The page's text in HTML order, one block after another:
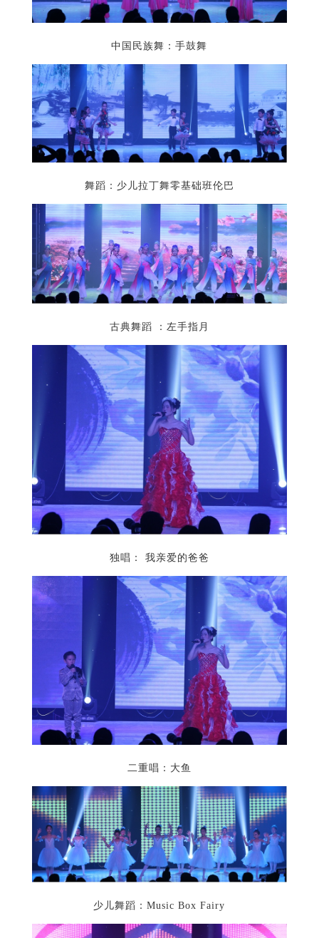
中国民族舞：手鼓舞
舞蹈：少儿拉丁舞零基础班伦巴
古典舞蹈 ：左手指月
独唱： 我亲爱的爸爸
二重唱：大鱼
少儿舞蹈：Music Box Fairy